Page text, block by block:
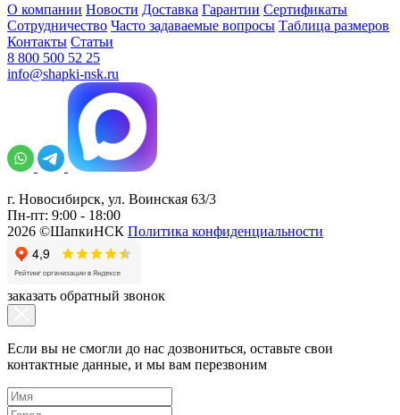
О компании Новости Доставка Гарантии Сертификаты
Сотрудничество Часто задаваемые вопросы Таблица размеров
Контакты Статьи
8 800 500 52 25
info@shapki-nsk.ru
г. Новосибирск, ул. Воинская 63/3
Пн-пт: 9:00 - 18:00
2026 ©ШапкиНСК Политика конфиденциальности
заказать обратный звонок
Если вы не смогли до нас дозвониться, оставьте свои
контактные данные, и мы вам перезвоним